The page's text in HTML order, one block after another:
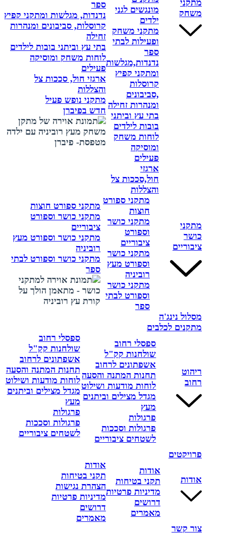
מתקני
משחק
מונגשים לגני
ילדים
מתקני משחק
ופעילות לבתי
ספר
נדנדות,מגלשות
ומתקני קפיץ
קרוסלות
,סביבונים
ומנהרות זחילה
בתי עץ וביתני
בובות לילדים
לוחות משחק
ומוסיקה
פעילים
ארגזי
חול,סככות צל
והצללות
ספר
נדנדות, מגלשות ומתקני קפיץ
קרוסלות, סביבונים ומנהרות
זחילה
בתי עץ וביתני בובות לילדים
לוחות משחק ומוסיקה
פעילים
ארגזי חול, סככות צל
והצללות
מתקני נופש פעיל
חדש בפיברן
מתקני
כושר
ציבוריים
מתקני ספורט
חוצות
מתקני כושר
וספורט
ציבוריים
מתקני כושר
וספורט מעץ
רוביניה
מתקני כושר
וספורט לבתי
ספר
מתקני ספורט חוצות
מתקני כושר וספורט
ציבוריים
מתקני כושר וספורט מעץ
רוביניה
מתקני כושר וספורט לבתי
ספר
מסלול נינג'ה
מתקנים לכלבים
ריהוט
רחוב
ספסלי רחוב
שולחנות קק"ל
אשפתונים לרחוב
תחנות המתנה והסעה
לוחות מודעות ושילוט
מגדל מצילים וביתנים
מעץ
פרגולות
פרגולות וסככות
לשטחים ציבוריים
ספסלי רחוב
שולחנות קק"ל
אשפתונים לרחוב
תחנות המתנה והסעה
לוחות מודעות ושילוט
מגדל מצילים וביתנים
מעץ
פרגולות
פרגולות וסככות
לשטחים ציבוריים
פרויקטים
אודות
אודות
תקני בטיחות
מדיניות פרטיות
דרושים
מאמרים
אודות
תקני בטיחות
הצהרת נגישות
מדיניות פרטיות
דרושים
מאמרים
צור קשר